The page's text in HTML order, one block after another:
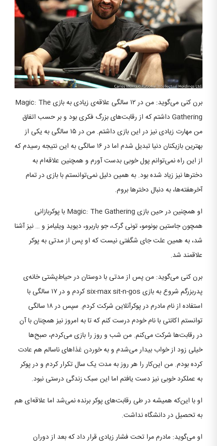
برن کنی می‌گوید: من در ۱۲ سالگی علاقه‌ی زیادی به بازی Magic: The
Gathering داشتم که از رقابت‌های بزرگ فکری بود و بر حسب اتفاق
من مهارت زیادی نیز در این بازی داشتم. من در ۱۵ سالگی به یکی از
بهترین بازیکنان دنیا تبدیل شدم اما در ۱۶ سالگی به این نتیجه رسیدم که
از این راه نمی‌توانم پول خوبی بدست آورم و همچنین علاقه‌ام به
دخترها نیز زیاد شده بود. به همین دلیل نمی‌توانستم با ‌بازی‌ در تمام
آخرهفته‌ها، به دنبال دختر‌ها بروم.
او همچنین در حین بازی Magic: The Gathering با پوکربازانی
همچون جاستین بونومو، تونی گرک، جو باربرو، دیوید ویلیامز و … نیز آشنا
شد، به همین علت جای شگفتی نیست که او پس از مدتی به پوکر
علاقمند شد.
برن کنی می‌گوید: من پس از مدتی با دوستان در حیاط‌پشتی خانه‌ی
پدربزرگم شروع به بازی six-max sit-n-gos کردم و در ‍۱۷ سالگی با
استفاده از نام مادرم در پوکرآنلاین شرکت کردم. سپس در ۱۸ سالگی
توانستم اکانتی با نام خودم درست کنم که تا به امروز نیز همچنان با آن
در رقابت‌ها شرکت می‌کنم. من شب و روز را بازی می‌کردم، صبح‌ها
خیلی زود از خواب بیدار می‌شدم و به خوردن غذاهای ناسالم هم عادت
کرده بودم. من این‌کار را هر روز به مدت یک سال تکرار کردم و در پوکر
به عملکرد خوبی نیز دست یافتم اما این سبک زندگی‌ درستی نبود.
او با این‌که همیشه در طی رقابت‌های پوکر برنده نمی‌شد اما علاقه‌ای هم
به تحصیل در دانشگاه نداشت.
او می‌گوید: مادرم مرا تحت فشار زیادی قرار داد که بعد از دوران